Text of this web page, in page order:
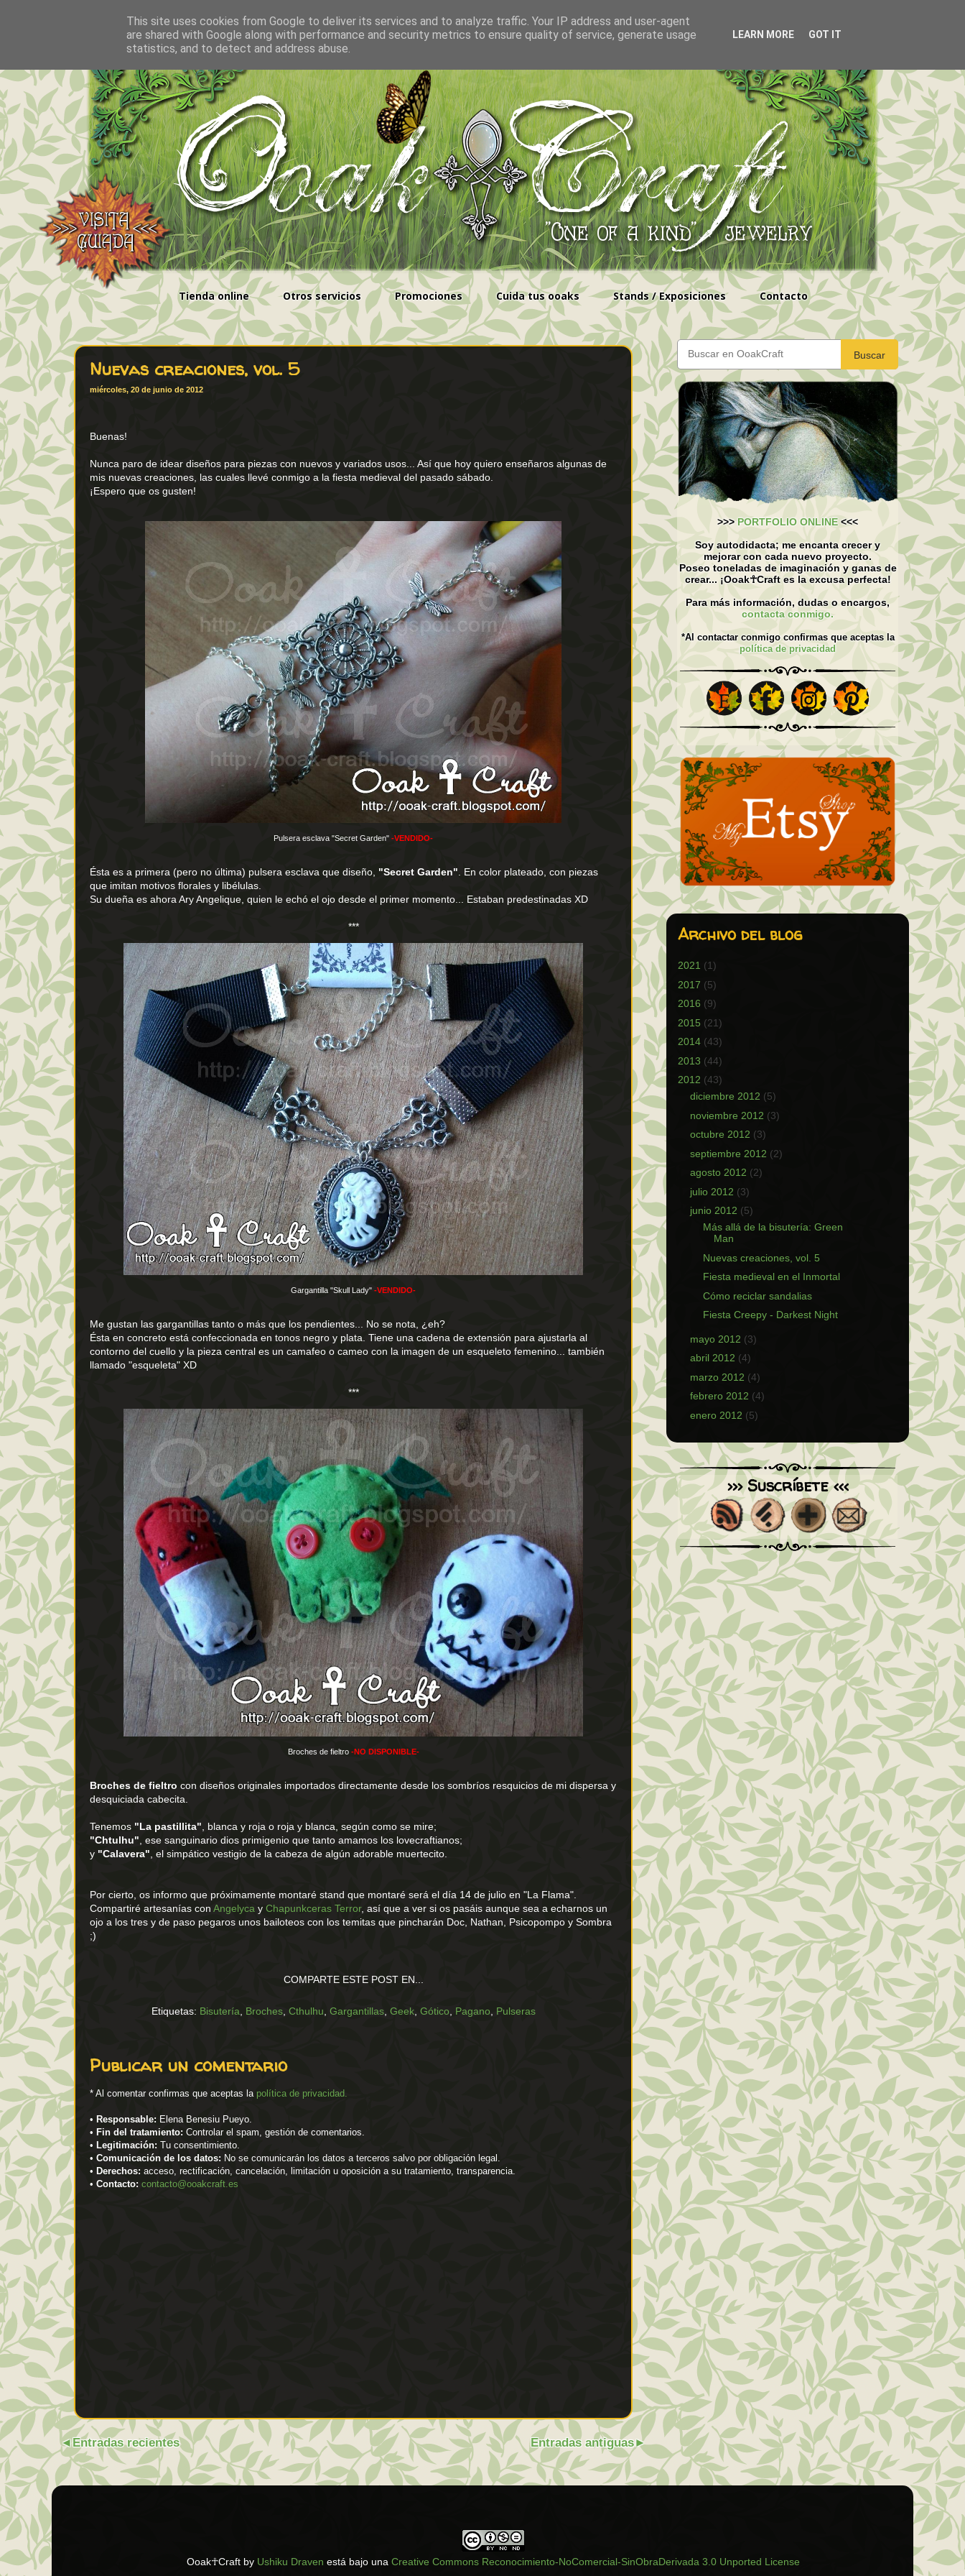
Tienda online Otros servicios Promociones Cuida tus ooaks Stands / Exposiciones Contacto
Nuevas creaciones, vol. 5
miércoles, 20 de junio de 2012
Buenas!
Nunca paro de idear diseños para piezas con nuevos y variados usos... Así que hoy quiero enseñaros algunas de
mis nuevas creaciones, las cuales llevé conmigo a la fiesta medieval del pasado sábado.
¡Espero que os gusten!
Pulsera esclava "Secret Garden" -VENDIDO-
Ésta es a primera (pero no última) pulsera esclava que diseño, "Secret Garden" . En color plateado, con piezas
que imitan motivos florales y libélulas.
Su dueña es ahora Ary Angelique, quien le echó el ojo desde el primer momento... Estaban predestinadas XD
***
Gargantilla "Skull Lady" -VENDIDO-
Me gustan las gargantillas tanto o más que los pendientes... No se nota, ¿eh?
Ésta en concreto está confeccionada en tonos negro y plata. Tiene una cadena de extensión para ajustarla al
contorno del cuello y la pieza central es un camafeo o cameo con la imagen de un esqueleto femenino... también
llamado "esqueleta" XD
***
Broches de fieltro -NO DISPONIBLE-
Broches de fieltro con diseños originales importados directamente desde los sombríos resquicios de mi dispersa y
desquiciada cabecita.
Tenemos "La pastillita" , blanca y roja o roja y blanca, según como se mire;
"Chtulhu" , ese sanguinario dios primigenio que tanto amamos los lovecraftianos;
y "Calavera" , el simpático vestigio de la cabeza de algún adorable muertecito.
Por cierto, os informo que próximamente montaré stand que montaré será el día 14 de julio en "La Flama".
Compartiré artesanías con Angelyca y Chapunkceras Terror, así que a ver si os pasáis aunque sea a echarnos un
ojo a los tres y de paso pegaros unos bailoteos con los temitas que pincharán Doc, Nathan, Psicopompo y Sombra
;)
COMPARTE ESTE POST EN...
Etiquetas: Bisutería Broches, Cthulhu Gargantillas, Geek, Gótico Pagano Pulseras
Publicar un comentario
* Al comentar confirmas que aceptas la política de privacidad.
• Responsable: Elena Benesiu Pueyo.
• Fin del tratamiento: Controlar el spam, gestión de comentarios.
• Legitimación: Tu consentimiento.
• Comunicación de los datos: No se comunicarán los datos a terceros salvo por obligación legal.
• Derechos: acceso, rectificación, cancelación, limitación u oposición a su tratamiento, transparencia.
• Contacto: contacto@ooakcraft.es
Entradas recientes Entradas antiguas
Buscar
>>> PORTFOLIO ONLINE <<<
Soy autodidacta; me encanta crecer y
mejorar con cada nuevo proyecto.
Poseo toneladas de imaginación y ganas de
crear... ¡Ooak☥Craft es la excusa perfecta!
Para más información, dudas o encargos,
contacta conmigo.
*Al contactar conmigo confirmas que aceptas la
política de privacidad
Archivo del blog
2021 (1)
2017 (5)
2016 (9)
2015 (21)
2014 (43)
2013 (44)
2012 (43)
diciembre 2012 (5)
noviembre 2012 (3)
octubre 2012 (3)
septiembre 2012 (2)
agosto 2012 (2)
julio 2012 (3)
junio 2012 (5)
Más allá de la bisutería: Green
Man
Nuevas creaciones, vol. 5
Fiesta medieval en el Inmortal
Cómo reciclar sandalias
Fiesta Creepy - Darkest Night
mayo 2012 (3)
abril 2012 (4)
marzo 2012 (4)
febrero 2012 (4)
enero 2012 (5)
>>> Suscríbete <<<
Ooak☥Craft by Ushiku Draven está bajo una Creative Commons Reconocimiento-NoComercial-SinObraDerivada 3.0 Unported License
This site uses cookies from Google to deliver its services and to analyze traffic. Your IP address and user-agent
are shared with Google along with performance and security metrics to ensure quality of service, generate usage
statistics, and to detect and address abuse.
LEARN MORE GOT IT